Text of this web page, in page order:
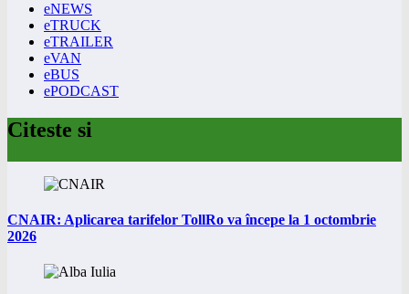
eNEWS
eTRUCK
eTRAILER
eVAN
eBUS
ePODCAST
Citeste si
CNAIR: Aplicarea tarifelor TollRo va începe la 1 octombrie
2026